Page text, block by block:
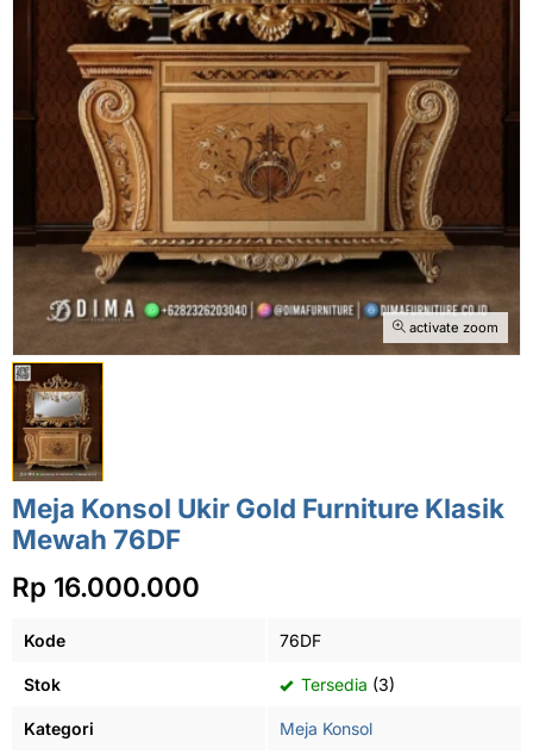
activate zoom
Meja Konsol Ukir Gold Furniture Klasik
Mewah 76DF
Rp 16.000.000
Kode 76DF
Stok Tersedia (3)
Kategori Meja Konsol